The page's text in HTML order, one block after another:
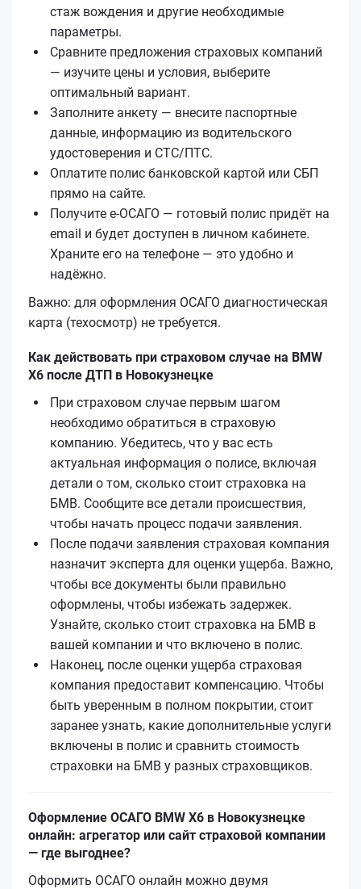
стаж вождения и другие необходимые
параметры.
Сравните предложения страховых компаний
— изучите цены и условия, выберите
оптимальный вариант.
Заполните анкету — внесите паспортные
данные, информацию из водительского
удостоверения и СТС/ПТС.
Оплатите полис банковской картой или СБП
прямо на сайте.
Получите е‑ОСАГО — готовый полис придёт на
email и будет доступен в личном кабинете.
Храните его на телефоне — это удобно и
надёжно.
Важно: для оформления ОСАГО диагностическая
карта (техосмотр) не требуется.
Как действовать при страховом случае на BMW
X6 после ДТП в Новокузнецке
При страховом случае первым шагом
необходимо обратиться в страховую
компанию. Убедитесь, что у вас есть
актуальная информация о полисе, включая
детали о том, сколько стоит страховка на
БМВ. Сообщите все детали происшествия,
чтобы начать процесс подачи заявления.
После подачи заявления страховая компания
назначит эксперта для оценки ущерба. Важно,
чтобы все документы были правильно
оформлены, чтобы избежать задержек.
Узнайте, сколько стоит страховка на БМВ в
вашей компании и что включено в полис.
Наконец, после оценки ущерба страховая
компания предоставит компенсацию. Чтобы
быть уверенным в полном покрытии, стоит
заранее узнать, какие дополнительные услуги
включены в полис и сравнить стоимость
страховки на БМВ у разных страховщиков.
Оформление ОСАГО BMW X6 в Новокузнецке
онлайн: агрегатор или сайт страховой компании
— где выгоднее?
Оформить ОСАГО онлайн можно двумя